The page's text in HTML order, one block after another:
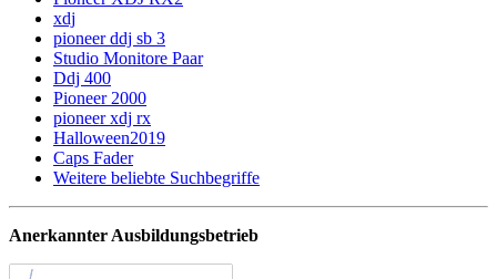
xdj
pioneer ddj sb 3
Studio Monitore Paar
Ddj 400
Pioneer 2000
pioneer xdj rx
Halloween2019
Caps Fader
Weitere beliebte Suchbegriffe
Anerkannter Ausbildungsbetrieb